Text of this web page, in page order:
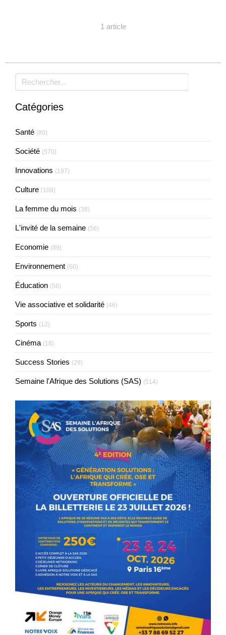
1 article
Rechercher
Catégories
Santé (80)
Société (570)
Innovations (197)
Culture (109)
La femme du mois (38)
L'invité de la semaine (56)
Economie (89)
Environnement (60)
Éducation (56)
Vie associative et solidarité (46)
Sports (12)
Cinéma (18)
Success Stories (29)
Semaine l'Afrique des Solutions (SAS) (514)